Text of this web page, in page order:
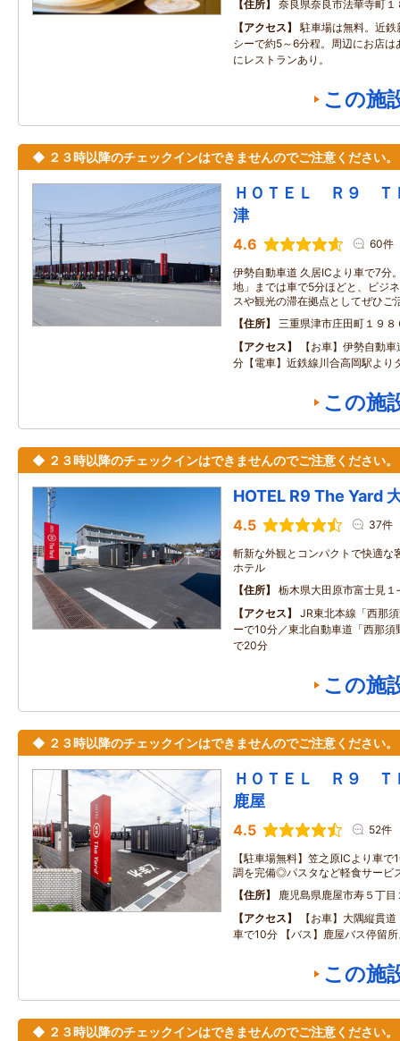
住所
奈良県奈良市法華寺町
アクセス
駐車場は無料。近
シーで約5～6分程。周辺にお店は
にレストランあり。
この施
◆ ２３時以降のチェックインはできませんのでご注意ください。
ＨＯＴＥＬ Ｒ９
津
4.6 60件
伊勢自動車道 久居ICより車で7分
地」までは車で5分ほどと、ビジ
スや観光の滞在拠点としてぜひご
住所
三重県津市庄田町１９８
アクセス
【お車】伊勢自動
分【電車】近鉄線川合高岡駅より
この施
◆ ２３時以降のチェックインはできませんのでご注意ください。
HOTEL R9 The Yard
4.5 37件
斬新な外観とコンパクトで快適な
ホテル
住所
栃木県大田原市富士見１
アクセス
JR東北本線「西那
ーで10分／東北自動車道「西那須
で20分
この施
◆ ２３時以降のチェックインはできませんのでご注意ください。
ＨＯＴＥＬ Ｒ９
鹿屋
4.5 52件
【駐車場無料】笠之原ICより車
調を完備◎パスタなど軽食サービ
住所
鹿児島県鹿屋市寿５丁目
アクセス
【お車】大隅縦貫
車で10分 【バス】鹿屋バス停留
この施
◆ ２３時以降のチェックインはできませんのでご注意ください。